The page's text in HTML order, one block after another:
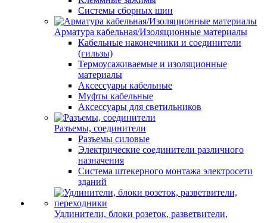
Системы сборных шин
Арматура кабельная/Изоляционные материалы
Кабельные наконечники и соединители
(гильзы)
Термоусаживаемые и изоляционные
материалы
Аксессуары кабельные
Муфты кабельные
Аксессуары для светильников
Разъемы, соединители
Разъемы силовые
Электрические соединители различного
назначения
Система штекерного монтажа электросети
зданий
Удлинители, блоки розеток, разветвители,